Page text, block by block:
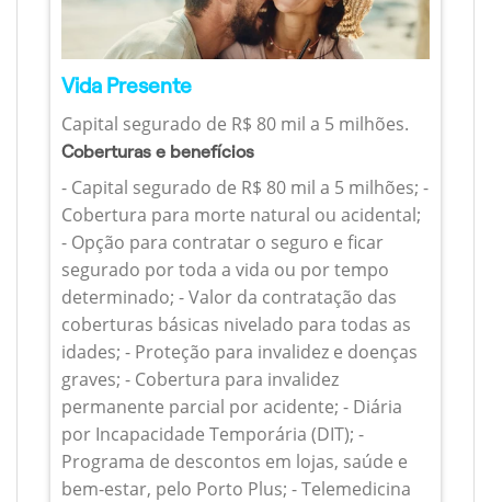
Vida Presente
Capital segurado de R$ 80 mil a 5 milhões.
Coberturas e benefícios
- Capital segurado de R$ 80 mil a 5 milhões; -
Cobertura para morte natural ou acidental;
- Opção para contratar o seguro e ficar
segurado por toda a vida ou por tempo
determinado; - Valor da contratação das
coberturas básicas nivelado para todas as
idades; - Proteção para invalidez e doenças
graves; - Cobertura para invalidez
permanente parcial por acidente; - Diária
por Incapacidade Temporária (DIT); -
Programa de descontos em lojas, saúde e
bem-estar, pelo Porto Plus; - Telemedicina